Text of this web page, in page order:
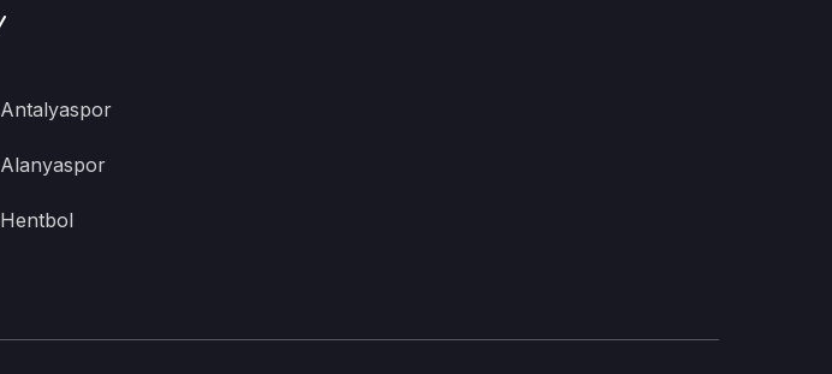
Antalyaspor
Alanyaspor
Hentbol